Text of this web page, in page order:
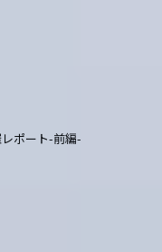
ポート-前編-